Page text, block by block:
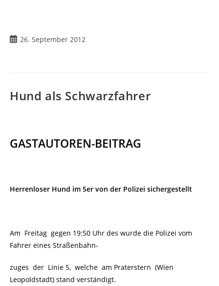
26. September 2012
Hund als Schwarzfahrer
GASTAUTOREN-BEITRAG
Herrenloser Hund im 5er von der Polizei sichergestellt
Am Freitag gegen 19:50 Uhr des wurde die Polizei vom
Fahrer eines Straßenbahn-
zuges der Linie 5, welche am Praterstern (Wien
Leopoldstadt) stand verständigt.